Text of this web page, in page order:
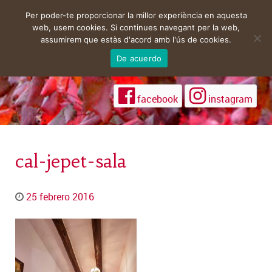
facebook instagram
cal-jepet-sala
25 febrero 2016
Per poder-te proporcionar la millor experiència en aquesta
web, usem cookies. Si continues navegant per la web,
assumirem que estàs d'acord amb l'ús de cookies.
De acuerdo